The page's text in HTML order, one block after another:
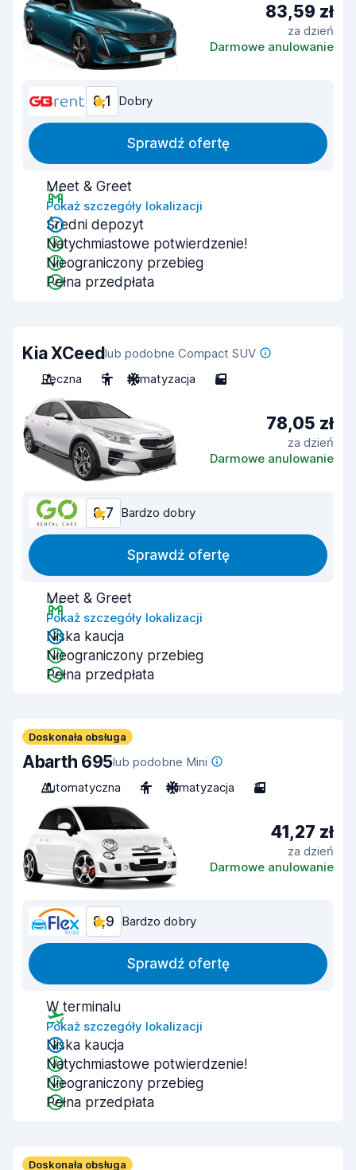
83,59 zł
za dzień
Darmowe anulowanie
8,1 Dobry
Sprawdź ofertę
Meet & Greet
Pokaż szczegóły lokalizacji
Średni depozyt
Natychmiastowe potwierdzenie!
Nieograniczony przebieg
Pełna przedpłata
Kia XCeedlub podobne Compact SUV
Ręczna
5 Klimatyzacja 5
78,05 zł
za dzień
Darmowe anulowanie
8,7 Bardzo dobry
Sprawdź ofertę
Meet & Greet
Pokaż szczegóły lokalizacji
Niska kaucja
Nieograniczony przebieg
Pełna przedpłata
Doskonała obsługa
Abarth 695lub podobne Mini
Automatyczna
4 Klimatyzacja 3
41,27 zł
za dzień
Darmowe anulowanie
8,9 Bardzo dobry
Sprawdź ofertę
W terminalu
Pokaż szczegóły lokalizacji
Niska kaucja
Natychmiastowe potwierdzenie!
Nieograniczony przebieg
Pełna przedpłata
Doskonała obsługa